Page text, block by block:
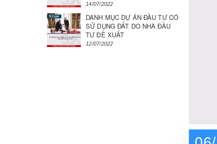
14/07/2022
DANH MỤC DỰ ÁN ĐẦU TƯ CÓ
SỬ DỤNG ĐẤT DO NHÀ ĐẦU
TƯ ĐỀ XUẤT
12/07/2022